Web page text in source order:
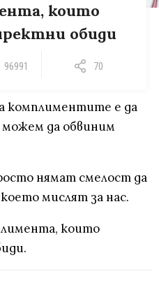
които
обиди
96991 70
комплиментите е да
можем да обвиним
нямат смелост да
мислят за нас.
които